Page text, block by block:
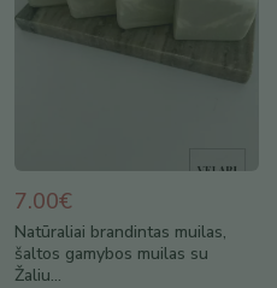
7.00€
Natūraliai brandintas muilas,
šaltos gamybos muilas su
Žaliu...